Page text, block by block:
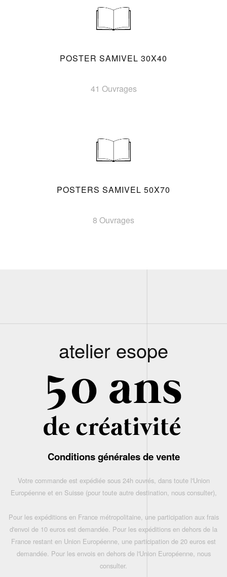
POSTER SAMIVEL 30X40
41 Ouvrages
POSTERS SAMIVEL 50X70
8 Ouvrages
atelier esope
Conditions générales de vente
Votre commande est expédiée sous 24h ouvrés, dans toute l'Union
Européenne et en Suisse (pour toute autre destination, nous consulter),
Pour les expéditions en France métropolitaine, une participation aux frais
d'envoi de 10 euros est demandée. Pour les expéditions en dehors de la
France restant en Union Européenne, une participation de 20 euros est
demandée. Pour les envois en dehors de l'Union Européenne, nous
consulter.